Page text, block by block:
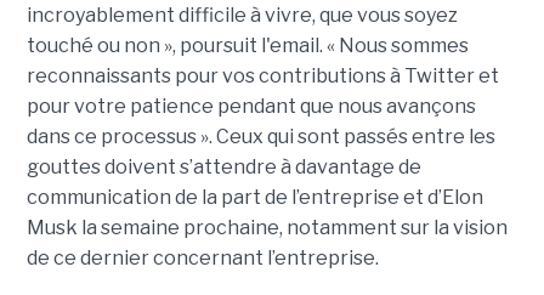
incroyablement difficile à vivre, que vous soyez
touché ou non », poursuit l'email. « Nous sommes
reconnaissants pour vos contributions à Twitter et
pour votre patience pendant que nous avançons
dans ce processus ». Ceux qui sont passés entre les
gouttes doivent s’attendre à davantage de
communication de la part de l’entreprise et d’Elon
Musk la semaine prochaine, notamment sur la vision
de ce dernier concernant l’entreprise.